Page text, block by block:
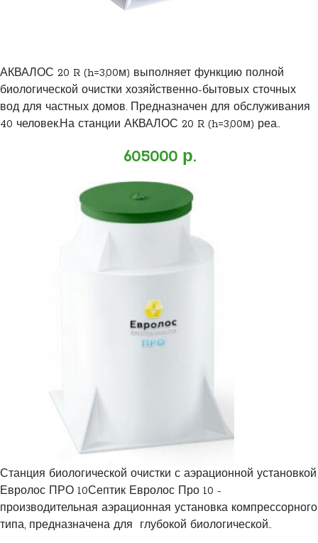
АКВАЛОС 20 R (h=3,00м) выполняет функцию полной
биологической очистки хозяйственно-бытовых сточных
вод для частных домов. Предназначен для обслуживания
40 человек.На станции АКВАЛОС 20 R (h=3,00м) реа..
605000 р.
Станция биологической очистки с аэрационной установкой
Евролос ПРО 10Септик Евролос Про 10 -
производительная аэрационная установка компрессорного
типа, предназначена для глубокой биологической..